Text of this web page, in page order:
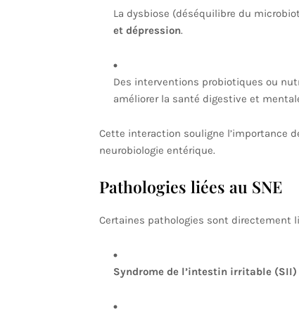
La dysbiose (déséquilibre du
et dépression.
Des interventions probiotiques ou
améliorer la santé digestive et
Cette interaction souligne l’importance
neurobiologie entérique.
Pathologies liées au SNE
Certaines pathologies sont directement
Syndrome de l’intestin irritable (SII)